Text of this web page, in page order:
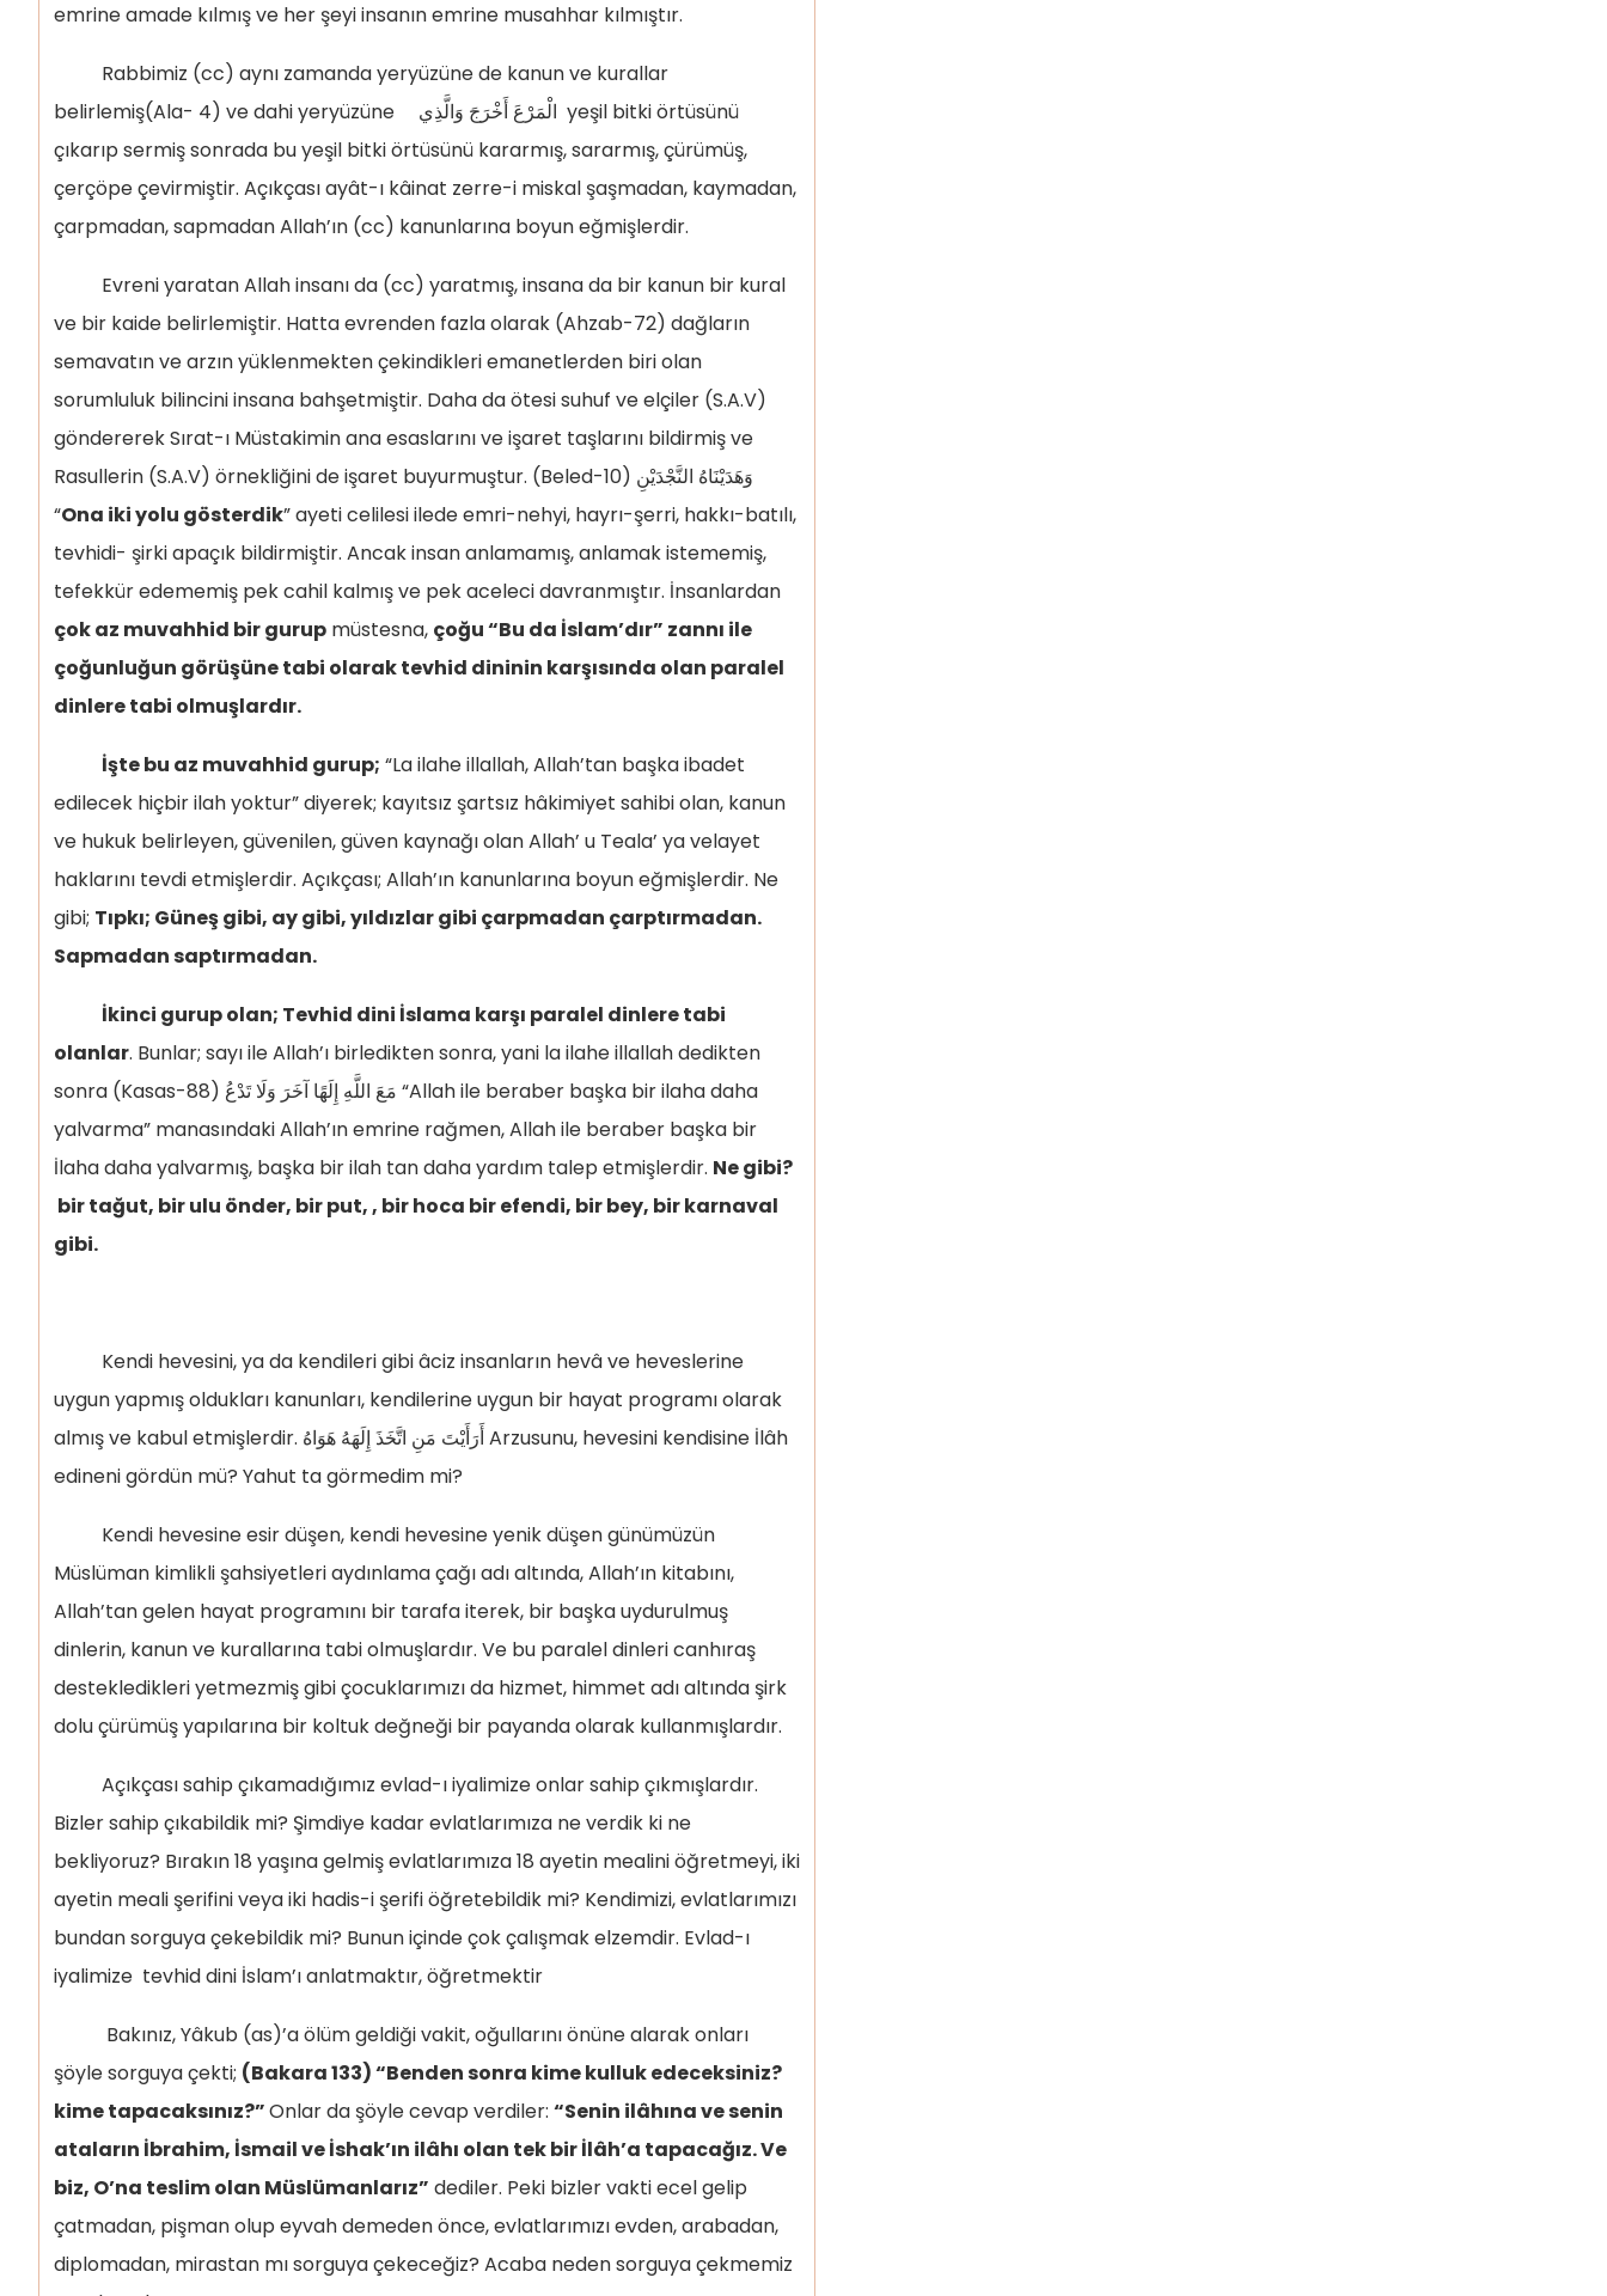
emrine amade kılmış ve her şeyi insanın emrine musahhar kılmıştır.
Rabbimiz (cc) aynı zamanda yeryüzüne de kanun ve kurallar
belirlemiş(Ala- 4) ve dahi yeryüzüne الْمَرْعَ أَخْرَجَ وَالَّذِي yeşil bitki örtüsünü
çıkarıp sermiş sonrada bu yeşil bitki örtüsünü kararmış, sararmış, çürümüş,
çerçöpe çevirmiştir. Açıkçası ayât-ı kâinat zerre-i miskal şaşmadan, kaymadan,
çarpmadan, sapmadan Allah’ın (cc) kanunlarına boyun eğmişlerdir.
Evreni yaratan Allah insanı da (cc) yaratmış, insana da bir kanun bir kural
ve bir kaide belirlemiştir. Hatta evrenden fazla olarak (Ahzab-72) dağların
semavatın ve arzın yüklenmekten çekindikleri emanetlerden biri olan
sorumluluk bilincini insana bahşetmiştir. Daha da ötesi suhuf ve elçiler (S.A.V)
göndererek Sırat-ı Müstakimin ana esaslarını ve işaret taşlarını bildirmiş ve
Rasullerin (S.A.V) örnekliğini de işaret buyurmuştur. (Beled-10) وَهَدَيْنَاهُ النَّجْدَيْنِ
“Ona iki yolu gösterdik” ayeti celilesi ilede emri-nehyi, hayrı-şerri, hakkı-batılı,
tevhidi- şirki apaçık bildirmiştir. Ancak insan anlamamış, anlamak istememiş,
tefekkür edememiş pek cahil kalmış ve pek aceleci davranmıştır. İnsanlardan
çok az muvahhid bir gurup müstesna, çoğu “Bu da İslam’dır” zannı ile
çoğunluğun görüşüne tabi olarak tevhid dininin karşısında olan paralel
dinlere tabi olmuşlardır.
İşte bu az muvahhid gurup; “La ilahe illallah, Allah’tan başka ibadet
edilecek hiçbir ilah yoktur” diyerek; kayıtsız şartsız hâkimiyet sahibi olan, kanun
ve hukuk belirleyen, güvenilen, güven kaynağı olan Allah’ u Teala’ ya velayet
haklarını tevdi etmişlerdir. Açıkçası; Allah’ın kanunlarına boyun eğmişlerdir. Ne
gibi; Tıpkı; Güneş gibi, ay gibi, yıldızlar gibi çarpmadan çarptırmadan.
Sapmadan saptırmadan.
İkinci gurup olan; Tevhid dini İslama karşı paralel dinlere tabi
olanlar. Bunlar; sayı ile Allah’ı birledikten sonra, yani la ilahe illallah dedikten
sonra (Kasas-88) مَعَ اللَّهِ إِلَهًا آخَرَ وَلَا تَدْعُ “Allah ile beraber başka bir ilaha daha
yalvarma” manasındaki Allah’ın emrine rağmen, Allah ile beraber başka bir
İlaha daha yalvarmış, başka bir ilah tan daha yardım talep etmişlerdir. Ne gibi?
bir tağut, bir ulu önder, bir put, , bir hoca bir efendi, bir bey, bir karnaval
gibi.
Kendi hevesini, ya da kendileri gibi âciz insanların hevâ ve heveslerine
uygun yapmış oldukları kanunları, kendilerine uygun bir hayat programı olarak
almış ve kabul etmişlerdir. أَرَأَيْتَ مَنِ اتَّخَذَ إِلَهَهُ هَوَاهُ Arzusunu, hevesini kendisine İlâh
edineni gördün mü? Yahut ta görmedim mi?
Kendi hevesine esir düşen, kendi hevesine yenik düşen günümüzün
Müslüman kimlikli şahsiyetleri aydınlama çağı adı altında, Allah’ın kitabını,
Allah’tan gelen hayat programını bir tarafa iterek, bir başka uydurulmuş
dinlerin, kanun ve kurallarına tabi olmuşlardır. Ve bu paralel dinleri canhıraş
destekledikleri yetmezmiş gibi çocuklarımızı da hizmet, himmet adı altında şirk
dolu çürümüş yapılarına bir koltuk değneği bir payanda olarak kullanmışlardır.
Açıkçası sahip çıkamadığımız evlad-ı iyalimize onlar sahip çıkmışlardır.
Bizler sahip çıkabildik mi? Şimdiye kadar evlatlarımıza ne verdik ki ne
bekliyoruz? Bırakın 18 yaşına gelmiş evlatlarımıza 18 ayetin mealini öğretmeyi, iki
ayetin meali şerifini veya iki hadis-i şerifi öğretebildik mi? Kendimizi, evlatlarımızı
bundan sorguya çekebildik mi? Bunun içinde çok çalışmak elzemdir. Evlad-ı
iyalimize tevhid dini İslam’ı anlatmaktır, öğretmektir
Bakınız, Yâkub (as)’a ölüm geldiği vakit, oğullarını önüne alarak onları
şöyle sorguya çekti; (Bakara 133) “Benden sonra kime kulluk edeceksiniz?
kime tapacaksınız?”Onlar da şöyle cevap verdiler: “Senin ilâhına ve senin
ataların İbrahim, İsmail ve İshak’ın ilâhı olan tek bir İlâh’a tapacağız. Ve
biz, O’na teslim olan Müslümanlarız” dediler. Peki bizler vakti ecel gelip
çatmadan, pişman olup eyvah demeden önce, evlatlarımızı evden, arabadan,
diplomadan, mirastan mı sorguya çekeceğiz? Acaba neden sorguya çekmemiz